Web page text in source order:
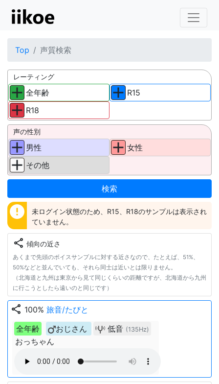
Top 声質検索
レーティング
全年齢
R18
R15
声の性別
男性
その他
女性
error
未ログイン状態のため、R15、R18のサンプルは表示され
ていません。
share 傾向の近さ
あくまで先頭のボイスサンプルに対する近さなので、たとえば、51%、
50%などと並んでいても、それら同士は近いとは限りません。
（北海道と九州は東京から見て同じくらいの距離ですが、北海道から九州
に行こうとしたら遠いのと同じです）
share 100% 旅音/たびと
全年齢
おじさん 低音 (135Hz)
おっちゃん